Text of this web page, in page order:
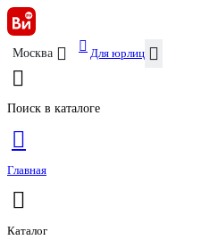
Москва Для юрлиц
Поиск в каталоге
Главная
Каталог